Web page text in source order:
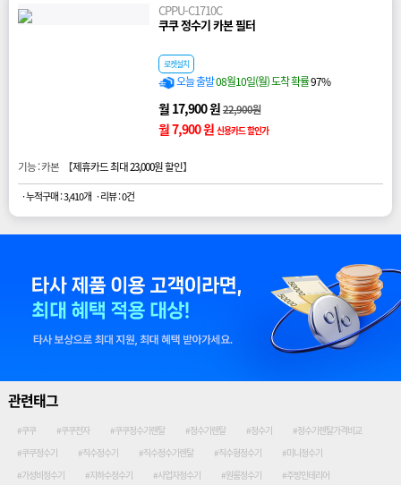
CPPU-C1710C
쿠쿠 정수기 카본 필터
로켓설치
오늘 출발08월10일(월) 도착 확률97%
월 17,900 원22,900원
월 7,900 원 신용카드 할인가
기능 : 카본 【제휴카드 최대 23,000원 할인】
· 누적구매 : 3,410개 · 리뷰 : 0건
관련태그
#쿠쿠 #쿠쿠전자 #쿠쿠정수기렌탈 #정수기렌탈 #정수기
#정수기렌탈가격비교
#쿠쿠정수기
#직수정수기 #직수정수기렌탈 #직수형정수기
#미니정수기
#가성비정수기
#지하수정수기 #사업자정수기 #원룸정수기
#주방인테리어